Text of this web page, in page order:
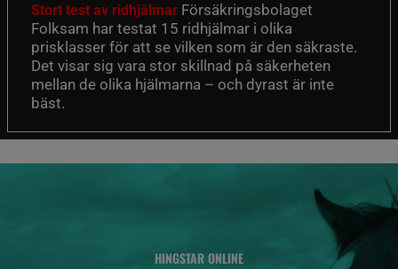
Stort test av ridhjälmar Försäkringsbolaget
Folksam har testat 15 ridhjälmar i olika
prisklasser för att se vilken som är den säkraste.
Det visar sig vara stor skillnad på säkerheten
mellan de olika hjälmarna – och dyrast är inte
bäst.
HINGSTAR ONLINE